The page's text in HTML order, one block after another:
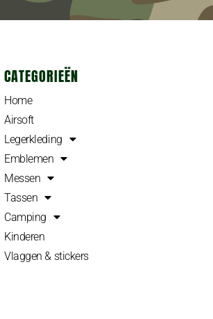
CATEGORIEËN
Home
Airsoft
Legerkleding
Emblemen
Messen
Tassen
Camping
Kinderen
Vlaggen & stickers